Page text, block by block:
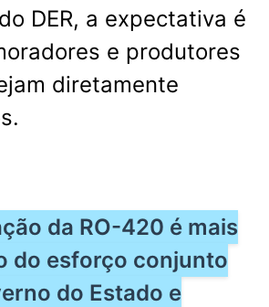
DER, a expectativa é
e produtores
diretamente
da RO-420 é mais
do esforço conjunto
do Estado e